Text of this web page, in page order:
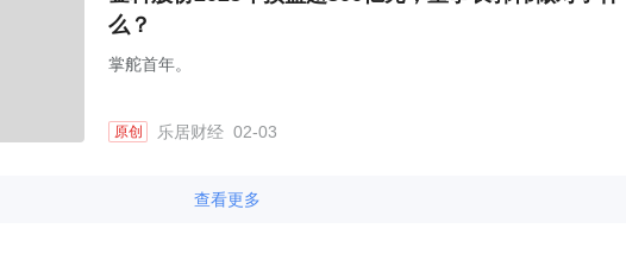
么？
掌舵首年。
原创 乐居财经 02-03
查看更多